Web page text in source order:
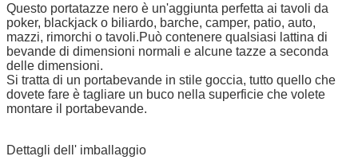
Questo portatazze nero è un'aggiunta perfetta ai tavoli da
poker, blackjack o biliardo, barche, camper, patio, auto,
mazzi, rimorchi o tavoli.Può contenere qualsiasi lattina di
bevande di dimensioni normali e alcune tazze a seconda
delle dimensioni.
Si tratta di un portabevande in stile goccia, tutto quello che
dovete fare è tagliare un buco nella superficie che volete
montare il portabevande.
Dettagli dell' imballaggio